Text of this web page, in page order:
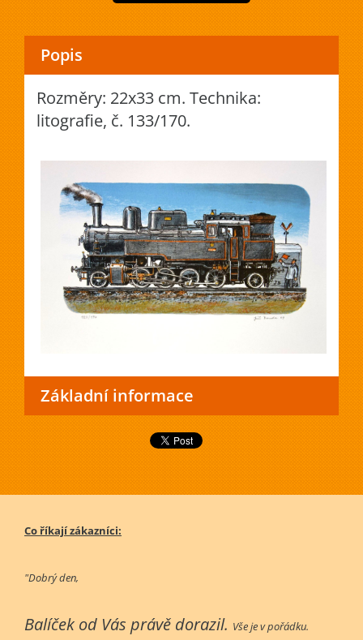
Popis
Rozměry: 22x33 cm. Technika:
litografie, č. 133/170.
Základní informace
Co říkají zákazníci:
"Dobrý den,
Balíček od Vás právě dorazil. Vše je v pořádku.